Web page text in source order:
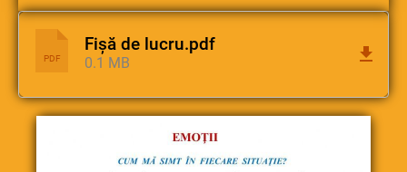
PDF
Fișă de lucru.pdf
0.1 MB